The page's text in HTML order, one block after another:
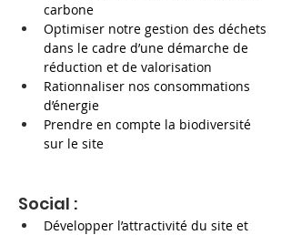
carbone
Optimiser notre gestion des déchets
dans le cadre d’une démarche de
réduction et de valorisation
Rationnaliser nos consommations
d’énergie
Prendre en compte la biodiversité
sur le site
Social :
Développer l’attractivité du site et